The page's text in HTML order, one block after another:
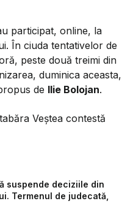
participat, online, la
În ciuda tentativelor de
peste două treimi din
duminica aceasta,
de Ilie Bolojan.
Veștea contestă
suspende deciziile din
Termenul de judecată,